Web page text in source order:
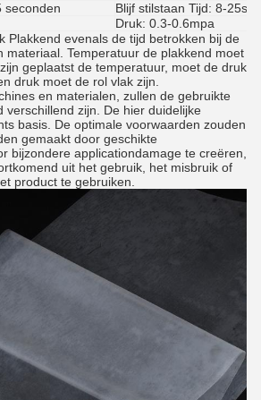
seconden
Blijf stilstaan Tijd: 8-
Druk: 0.3-0.6mpa
Plakkend evenals de tijd betrokken bij de
materiaal. Temperatuur de plakkend moet
geplaatst de temperatuur, moet de druk
druk moet de rol vlak zijn.
en materialen, zullen de gebruikte
verschillend zijn. De hier duidelijke
basis. De optimale voorwaarden zouden
gemaakt door geschikte
bijzondere applicationdamage te creëren,
uit het gebruik, het misbruik of
product te gebruiken.